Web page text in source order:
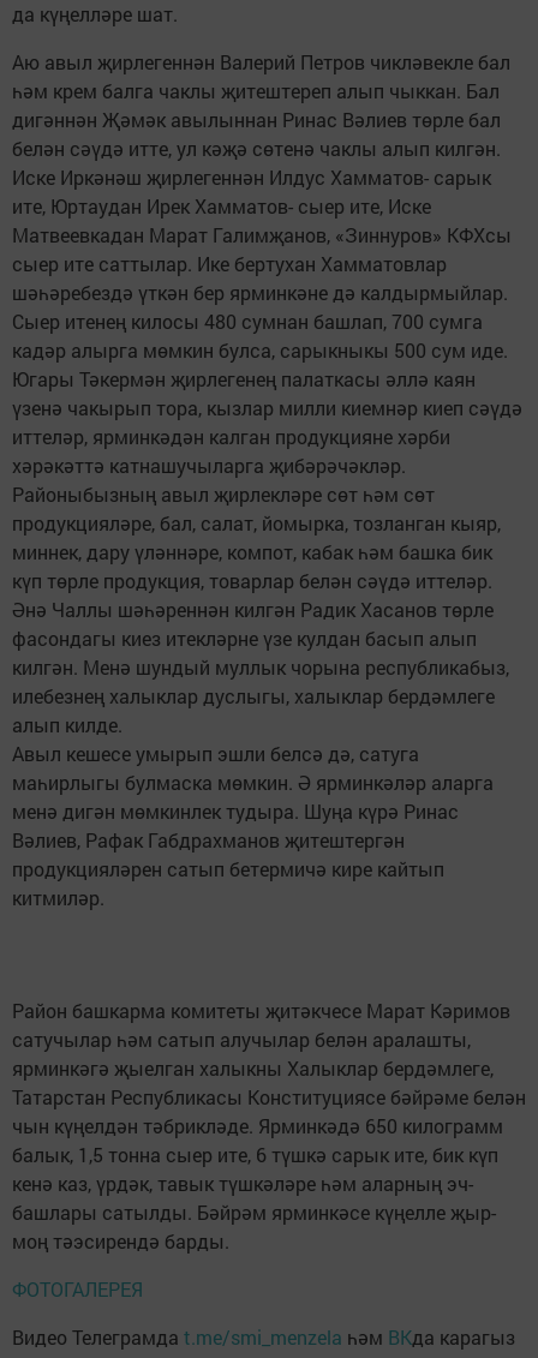
да күңелләре шат.
Аю авыл җирлегеннән Валерий Петров чикләвекле бал
һәм крем балга чаклы җитештереп алып чыккан. Бал
дигәннән Җәмәк авылыннан Ринас Вәлиев төрле бал
белән сәүдә итте, ул кәҗә сөтенә чаклы алып килгән.
Иске Иркәнәш җирлегеннән Илдус Хамматов- сарык
ите, Юртаудан Ирек Хамматов- сыер ите, Иске
Матвеевкадан Марат Галимҗанов, «Зиннуров» КФХсы
сыер ите саттылар. Ике бертухан Хамматовлар
шәһәребездә үткән бер ярминкәне дә калдырмыйлар.
Сыер итенең килосы 480 сумнан башлап, 700 сумга
кадәр алырга мөмкин булса, сарыкныкы 500 сум иде.
Югары Тәкермән җирлегенең палаткасы әллә каян
үзенә чакырып тора, кызлар милли киемнәр киеп сәүдә
иттеләр, ярминкәдән калган продукцияне хәрби
хәрәкәттә катнашучыларга җибәрәчәкләр.
Районыбызның авыл җирлекләре сөт һәм сөт
продукцияләре, бал, салат, йомырка, тозланган кыяр,
миннек, дару үләннәре, компот, кабак һәм башка бик
күп төрле продукция, товарлар белән сәүдә иттеләр.
Әнә Чаллы шәһәреннән килгән Радик Хасанов төрле
фасондагы киез итекләрне үзе кулдан басып алып
килгән. Менә шундый муллык чорына республикабыз,
илебезнең халыклар дуслыгы, халыклар бердәмлеге
алып килде.
Авыл кешесе умырып эшли белсә дә, сатуга
маһирлыгы булмаска мөмкин. Ә ярминкәләр аларга
менә дигән мөмкинлек тудыра. Шуңа күрә Ринас
Вәлиев, Рафак Габдрахманов җитештергән
продукцияләрен сатып бетермичә кире кайтып
китмиләр.
Район башкарма комитеты җитәкчесе Марат Кәримов
сатучылар һәм сатып алучылар белән аралашты,
ярминкәгә җыелган халыкны Халыклар бердәмлеге,
Татарстан Республикасы Конституциясе бәйрәме белән
чын күңелдән тәбрикләде. Ярминкәдә 650 килограмм
балык, 1,5 тонна сыер ите, 6 түшкә сарык ите, бик күп
кенә каз, үрдәк, тавык түшкәләре һәм аларның эч-
башлары сатылды. Бәйрәм ярминкәсе күңелле җыр-
моң тәэсирендә барды.
ФОТОГАЛЕРЕЯ
Видео Телеграмда t.me/smi_menzela һәм ВКда карагыз